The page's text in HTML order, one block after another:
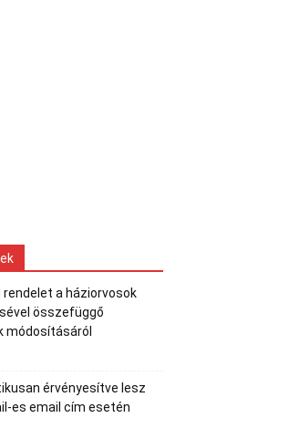
rendelet a háziorvosok
összefüggő
módosításáról
érvényesítve lesz
es email cím esetén